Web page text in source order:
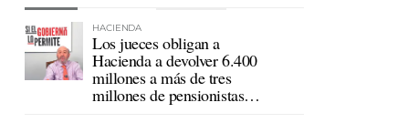
HACIENDA
Los jueces obligan a
Hacienda a devolver 6.400
millones a más de tres
millones de pensionistas